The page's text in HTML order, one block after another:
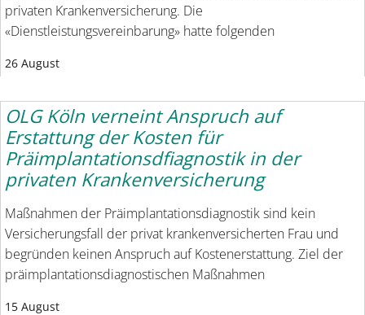
privaten Krankenversicherung. Die
«Dienstleistungsvereinbarung» hatte folgenden
26 August
OLG Köln verneint Anspruch auf
Erstattung der Kosten für
Präimplantationsdfiagnostik in der
privaten Krankenversicherung
Maßnahmen der Präimplantationsdiagnostik sind kein
Versicherungsfall der privat krankenversicherten Frau und
begründen keinen Anspruch auf Kostenerstattung. Ziel der
präimplantationsdiagnostischen Maßnahmen
15 August